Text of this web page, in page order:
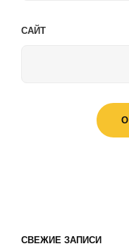
САЙТ
СВЕЖИЕ ЗАПИСИ